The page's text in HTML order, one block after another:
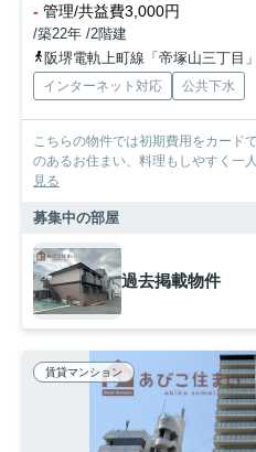
- 管理/共益費3,000円
/築22年 /2階建
阪堺電軌上町線「帝塚山三丁目
インターネット対応 公共下水
こちらの物件では初期費用をカード
のあるお住まい、料理もしやすく一
見る
募集中の部屋
過去掲載物件
賃貸マンション